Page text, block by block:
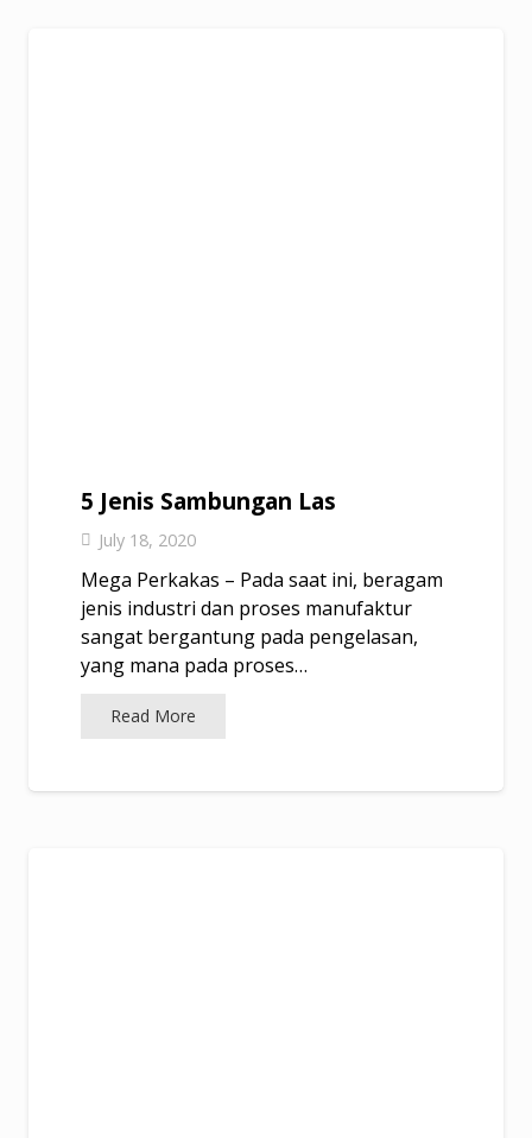
5 Jenis Sambungan Las
July 18, 2020
Mega Perkakas – Pada saat ini, beragam
jenis industri dan proses manufaktur
sangat bergantung pada pengelasan,
yang mana pada proses…
Read More